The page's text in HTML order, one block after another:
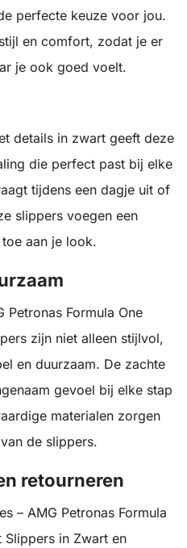
perfecte keuze voor jou.
en comfort, zodat je er
je ook goed voelt.
details in zwart geeft deze
die perfect past bij elke
​​tijdens een dagje uit of
slippers voegen een
aan je look.
Petronas Formula One
zijn niet alleen stijlvol,
en duurzaam. De zachte
gevoel bij elke stap
materialen zorgen
de slippers.
retourneren
– AMG Petronas Formula
Slippers in Zwart en